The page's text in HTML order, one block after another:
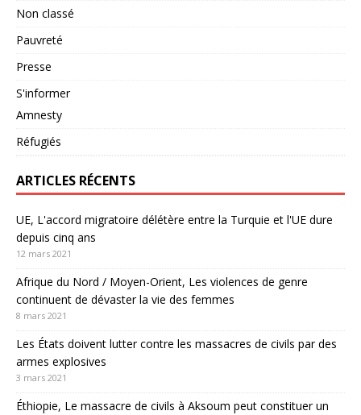
Non classé
Pauvreté
Presse
S'informer
Amnesty
Réfugiés
ARTICLES RÉCENTS
UE, L'accord migratoire délétère entre la Turquie et l'UE dure
depuis cinq ans
12 mars 2021
Afrique du Nord / Moyen-Orient, Les violences de genre
continuent de dévaster la vie des femmes
8 mars 2021
Les États doivent lutter contre les massacres de civils par des
armes explosives
3 mars 2021
Éthiopie, Le massacre de civils à Aksoum peut constituer un